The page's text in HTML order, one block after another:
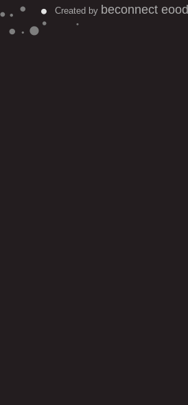
Created by beconnect eood